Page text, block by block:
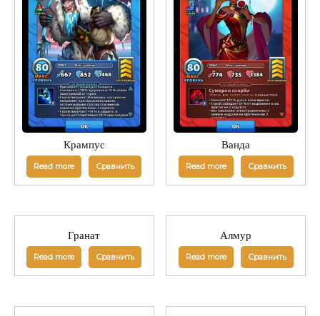
Крампус
Read more Сравнить
Ванда
Read more Сравнить
Гранат
Read more Сравнить
Алмур
Read more Сравнить